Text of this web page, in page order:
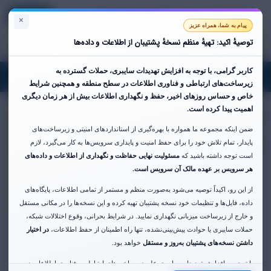
× پیام به شما، همراه عزیز
توصیهٔ اکید: تهیهٔ منظم نسخهٔ پشتیبان از اطلاعات و داده‌ها
کاربر گرامی، با توجه به افزایش تهدیدات سایبری، حملات گسترده به
زیرساخت‌های ارتباطی و فناوری اطلاعات در سطح منطقه و همچنین شرایط
خاص و حساس روزهای اخیر،حفظ و نگهداری اطلاعات بیش از هر زمان دیگری
اهمیت پیدا کرده است.
ضمن اینکه مجموعه ما همواره با بهره‌گیری از استانداردهای امنیتی و زیرساخت‌های
پایدار، تمام تلاش خود را برای حفظ امنیت و پایداری سرویس‌ها به کار می‌گیرد، لازم
است توجه داشته باشید کهمسئولیت نهایی حفاظت و نگهداری از اطلاعات و داده‌های
هر سرویس بر عهده مالک آن سرویس است.
از این رو، اکیداً توصیه می‌شود به‌صورت منظم و مستمر از تمامی اطلاعات، پایگاه‌های
داده، فایل‌ها و تنظیمات خود نسخه پشتیبان تهیه کرده و این نسخه‌ها را در مکانی مستقل
و خارج از زیرساخت میزبانی نگهداری نمایید. در شرایط بحرانی، وقوع اختلالات شبکه،
حملات سایبری یا حوادث پیش‌بینی‌نشده، تنها راه اطمینان از حفظ اطلاعات،در اختیار
داشتن نسخه‌های پشتیبان به‌روز و مستقل خواهد بود.
با توجه به افزایش تهدیدات سایبری علیه زیرساخت‌های ارتباطی و فناوری اطلاعات در
سبد خرید
اجاره فضای رک در دیتاسنتر
فن آوا
خدمات Colocation در نزدیکترین دیتاسنتر به زیرساخت تهران
بخش ها